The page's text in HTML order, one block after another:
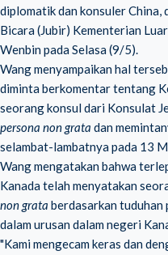
diplomatik dan konsuler China,
Bicara (Jubir) Kementerian
Wenbin pada Selasa (9/5).
Wang menyampaikan hal
diminta berkomentar tentang
seorang konsul dari Konsulat
persona non grata dan
selambat-lambatnya pada 13
Wang mengatakan bahwa
Kanada telah menyatakan
non grata berdasarkan tuduhan
dalam urusan dalam negeri
"Kami mengecam keras dan